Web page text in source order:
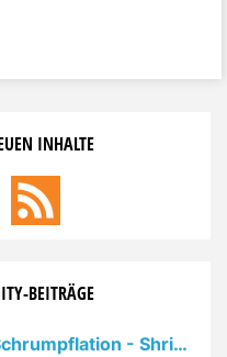
bestimmter
Standardmäßig
jedoch in kaum
mit wie vielen FPS
INHALTE
BEITRÄGE
Mogelpackung - Schrumpflation - Shrinkflation